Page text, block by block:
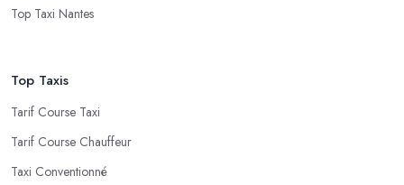
Top Taxi Nantes
Top Taxis
Tarif Course Taxi
Tarif Course Chauffeur
Taxi Conventionné